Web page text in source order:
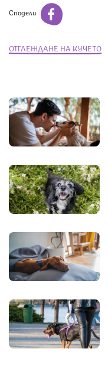
Сподели
ОТГЛЕЖДАНЕ НА КУЧЕТО